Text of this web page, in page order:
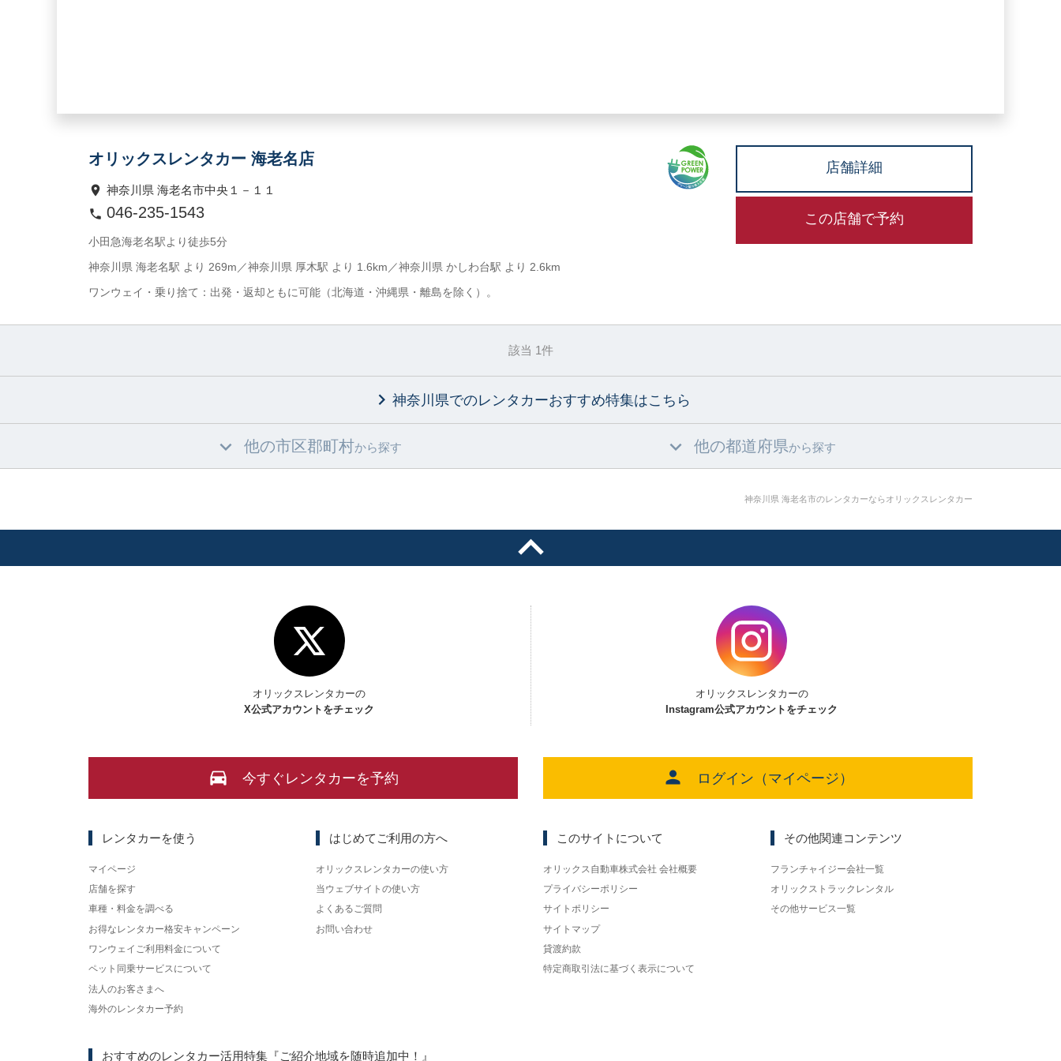
オリックスレンタカー 海老名店
神奈川県 海老名市中央１－１１
046-235-1543
小田急海老名駅より徒歩5分
神奈川県 海老名駅 より 269m／神奈川県 厚木駅 より 1.6km／神奈川県 かしわ台駅 より 2.6km
ワンウェイ・乗り捨て：出発・返却ともに可能（北海道・沖縄県・離島を除く）。
店舗詳細
この店舗で予約
該当 1件
神奈川県でのレンタカーおすすめ特集はこちら
他の市区郡町村から探す 他の都道府県から探す
神奈川県 海老名市のレンタカーならオリックスレンタカー
オリックスレンタカーの
X公式アカウントをチェック
オリックスレンタカーの
Instagram公式アカウントをチェック
今すぐレンタカーを予約 ログイン（マイページ）
レンタカーを使う
マイページ
店舗を探す
車種・料金を調べる
お得なレンタカー格安キャンペーン
ワンウェイご利用料金について
ペット同乗サービスについて
法人のお客さまへ
海外のレンタカー予約
はじめてご利用の方へ
オリックスレンタカーの使い方
当ウェブサイトの使い方
よくあるご質問
お問い合わせ
このサイトについて
オリックス自動車株式会社 会社概要
プライバシーポリシー
サイトポリシー
サイトマップ
貸渡約款
特定商取引法に基づく表示について
その他関連コンテンツ
フランチャイジー会社一覧
オリックストラックレンタル
その他サービス一覧
おすすめのレンタカー活用特集 『ご紹介地域を随時追加中！』